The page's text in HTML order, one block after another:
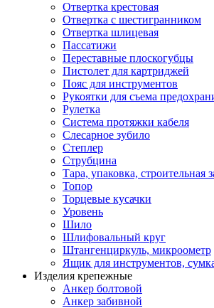
Отвертка крестовая
Отвертка с шестигранником
Отвертка шлицевая
Пассатижи
Переставные плоскогубцы
Пистолет для картриджей
Пояс для инструментов
Рукоятки для съема
Рулетка
Система протяжки кабеля
Слесарное зубило
Степлер
Струбцина
Тара, упаковка, строительная
Топор
Торцевые кусачки
Уровень
Шило
Шлифовальный круг
Штангенциркуль, микроометр
Ящик для инструментов,
Изделия крепежные
Анкер болтовой
Анкер забивной